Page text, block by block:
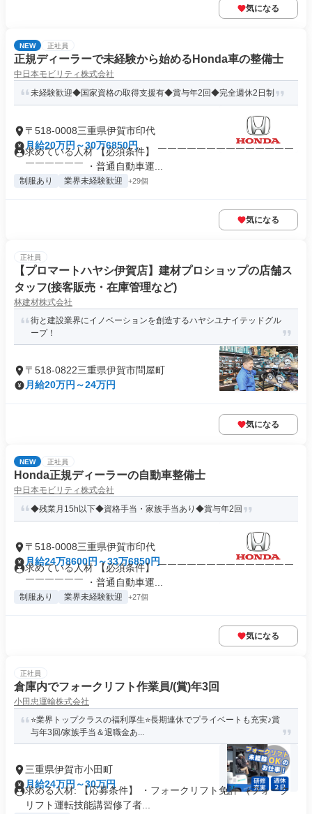
気になる
NEW 正社員
正規ディーラーで未経験から始めるHonda車の整備士
中日本モビリティ株式会社
未経験歓迎◆国家資格の取得支援有◆賞与年2回◆完全週休2日制
〒518-0008三重県伊賀市印代
月給20万円～30万6850円
求めている人材 【必須条件】 ￣￣￣￣￣￣￣￣￣￣￣￣￣￣
￣￣￣￣￣￣ ・普通自動車運...
制服あり 業界未経験歓迎 +29個
気になる
正社員
【プロマートハヤシ伊賀店】建材プロショップの店舗ス
タッフ(接客販売・在庫管理など)
林建材株式会社
街と建設業界にイノベーションを創造するハヤシユナイテッドグル
ープ！
〒518-0822三重県伊賀市問屋町
月給20万円～24万円
気になる
NEW 正社員
Honda正規ディーラーの自動車整備士
中日本モビリティ株式会社
◆残業月15h以下◆資格手当・家族手当あり◆賞与年2回
〒518-0008三重県伊賀市印代
月給24万8600円～33万6850円
求めている人材 【必須条件】 ￣￣￣￣￣￣￣￣￣￣￣￣￣￣
￣￣￣￣￣￣ ・普通自動車運...
制服あり 業界未経験歓迎 +27個
気になる
正社員
倉庫内でフォークリフト作業員/(賞)年3回
小田忠運輸株式会社
⭐業界トップクラスの福利厚生⭐長期連休でプライベートも充実♪賞
与年3回/家族手当＆退職金あ...
三重県伊賀市小田町
月給24万円～30万円
求める人材: 【応募条件】 ・フォークリフト免許 （フォーク
リフト運転技能講習修了者...